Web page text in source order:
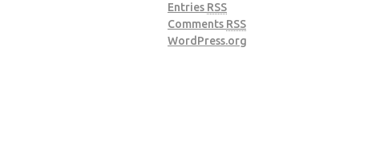
Entries RSS
Comments RSS
WordPress.org